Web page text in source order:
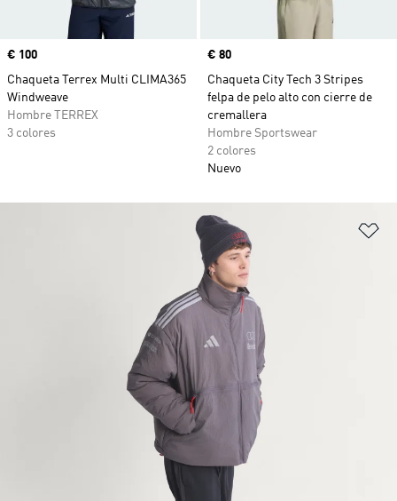
Precio
€ 100
Chaqueta Terrex Multi CLIMA365
Windweave
Hombre TERREX
3 colores
Precio
€ 80
Chaqueta City Tech 3 Stripes
felpa de pelo alto con cierre de
cremallera
Hombre Sportswear
2 colores
Nuevo